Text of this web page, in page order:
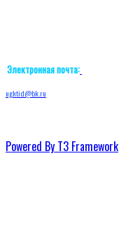
Электронная почта:
ugktid@bk.ru
Powered By T3 Framework